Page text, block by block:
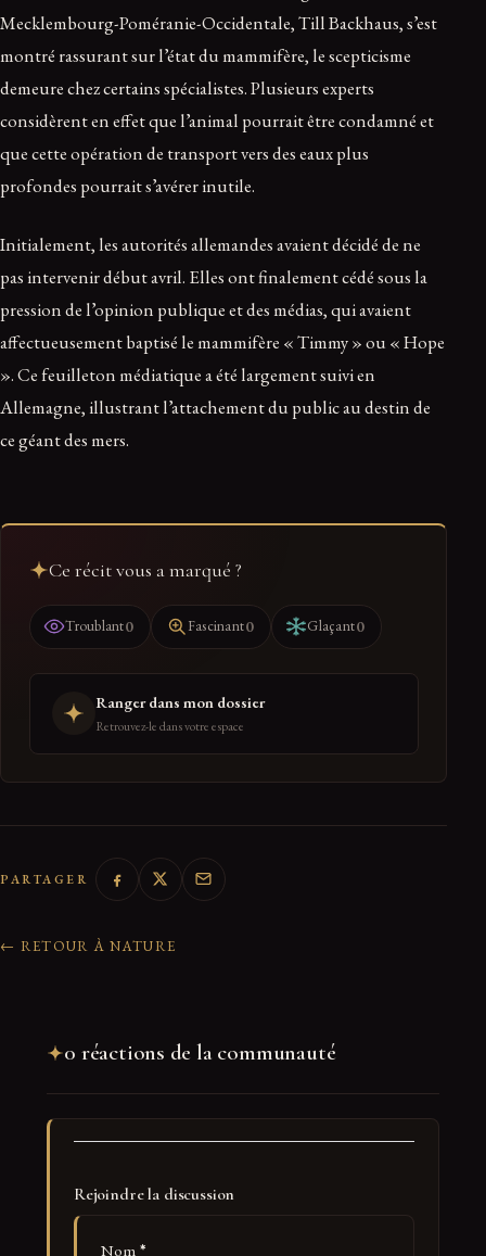
Mecklembourg-Poméranie-Occidentale, Till Backhaus, s’est
montré rassurant sur l’état du mammifère, le scepticisme
demeure chez certains spécialistes. Plusieurs experts
considèrent en effet que l’animal pourrait être condamné et
que cette opération de transport vers des eaux plus
profondes pourrait s’avérer inutile.
Initialement, les autorités allemandes avaient décidé de ne
pas intervenir début avril. Elles ont finalement cédé sous la
pression de l’opinion publique et des médias, qui avaient
affectueusement baptisé le mammifère « Timmy » ou « Hope
». Ce feuilleton médiatique a été largement suivi en
Allemagne, illustrant l’attachement du public au destin de
ce géant des mers.
Ce récit vous a marqué ?
Troublant0 Fascinant0 Glaçant0
Ranger dans mon dossier
Retrouvez-le dans votre espace
PARTAGER
← RETOUR À NATURE
0 réactions de la communauté
Rejoindre la discussion
Nom *